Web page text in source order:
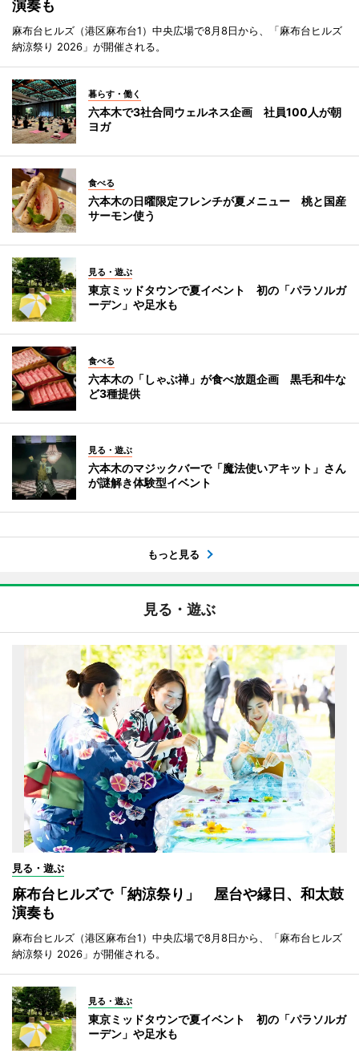
演奏も
麻布台ヒルズ（港区麻布台1）中央広場で8月8日から、「麻布台ヒルズ
納涼祭り 2026」が開催される。
暮らす・働く
六本木で3社合同ウェルネス企画 社員100人が朝
ヨガ
食べる
六本木の日曜限定フレンチが夏メニュー 桃と国産
サーモン使う
見る・遊ぶ
東京ミッドタウンで夏イベント 初の「パラソルガ
ーデン」や足水も
食べる
六本木の「しゃぶ禅」が食べ放題企画 黒毛和牛な
ど3種提供
見る・遊ぶ
六本木のマジックバーで「魔法使いアキット」さん
が謎解き体験型イベント
もっと見る
見る・遊ぶ
見る・遊ぶ
麻布台ヒルズで「納涼祭り」 屋台や縁日、和太鼓
演奏も
麻布台ヒルズ（港区麻布台1）中央広場で8月8日から、「麻布台ヒルズ
納涼祭り 2026」が開催される。
見る・遊ぶ
東京ミッドタウンで夏イベント 初の「パラソルガ
ーデン」や足水も